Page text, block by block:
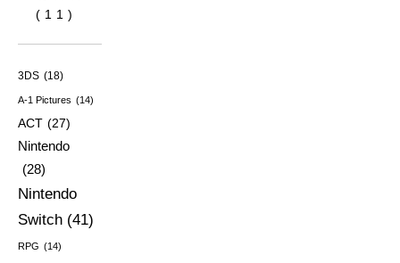
(11)
3DS (18)
A-1 Pictures (14)
ACT (27)
Nintendo
(28)
Nintendo
Switch (41)
RPG (14)